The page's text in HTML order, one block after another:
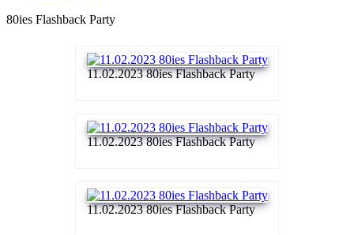
80ies Flashback Party
11.02.2023 80ies Flashback Party
11.02.2023 80ies Flashback Party
11.02.2023 80ies Flashback Party